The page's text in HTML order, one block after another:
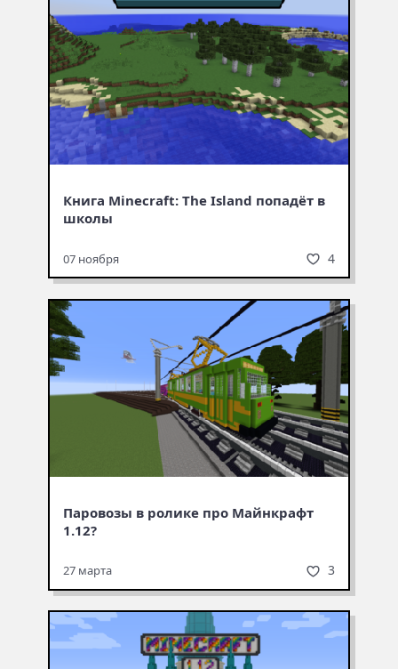
Книга Minecraft: The Island попадёт в
школы
07 ноября 4
Паровозы в ролике про Майнкрафт
1.12?
27 марта 3